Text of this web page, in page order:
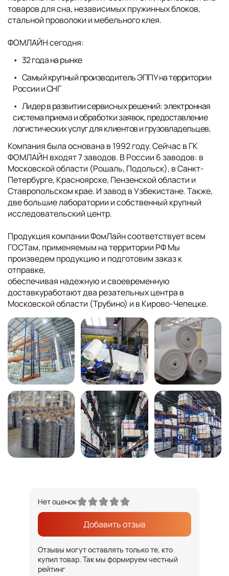
товаров для сна, независимых пружинных блоков,
стальной проволоки и мебельного клея.
ФОМЛАЙН сегодня:
32 года на рынке
Самый крупный производитель ЭППУ на территории
России и СНГ
Лидер в развитии сервисных решений: электронная
система приема и обработки заявок, предоставление
логистических услуг для клиентов и грузовладельцев,
Компания была основана в 1992 году. Сейчас в ГК
ФОМЛАЙН входят 7 заводов. В России 6 заводов: в
Московской области (Рошаль, Подольск), в Санкт-
Петербурге, Красноярске, Пензенской области и
Ставропольском крае. И завод в Узбекистане. Также,
две большие лаборатории и собственный крупный
исследовательский центр.
Продукция компании ФомЛайн соответствует всем
ГОСТам, применяемым на территории РФ Мы
произведем продукцию и подготовим заказ к
отправке,
обеспечивая надежную и своевременную
доставкуработают два резательных центра в
Московской области (Трубино) и в Кирово-Чепецке.
Нет оценок
Добавить отзыв
Отзывы могут оставлять только те, кто
купил товар. Так мы формируем честный
рейтинг